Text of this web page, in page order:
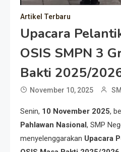
Artikel Terbaru
Upacara
OSIS SMPN 3
Bakti 2025/
November 10, 2025
Senin, 10 November 2025,
Pahlawan Nasional, SMP
menyelenggarakan Upacara